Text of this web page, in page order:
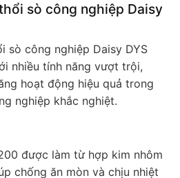
sò công nghiệp Daisy
sò công nghiệp Daisy DYS
nhiều tính năng vượt trội,
hoạt động hiệu quả trong
nghiệp khắc nghiệt.
được làm từ hợp kim nhôm
chống ăn mòn và chịu nhiệt